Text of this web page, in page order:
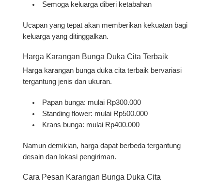
Semoga keluarga diberi ketabahan
Ucapan yang tepat akan memberikan kekuatan bagi
keluarga yang ditinggalkan.
Harga Karangan Bunga Duka Cita Terbaik
Harga karangan bunga duka cita terbaik bervariasi
tergantung jenis dan ukuran.
Papan bunga: mulai Rp300.000
Standing flower: mulai Rp500.000
Krans bunga: mulai Rp400.000
Namun demikian, harga dapat berbeda tergantung
desain dan lokasi pengiriman.
Cara Pesan Karangan Bunga Duka Cita